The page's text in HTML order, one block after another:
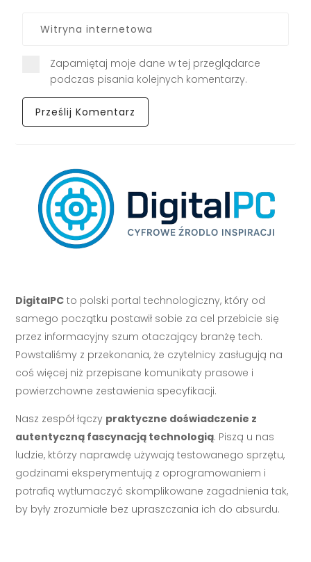
Zapamiętaj moje dane w tej przeglądarce
podczas pisania kolejnych komentarzy.
DigitalPC to polski portal technologiczny, który od
samego początku postawił sobie za cel przebicie się
przez informacyjny szum otaczający branżę tech.
Powstaliśmy z przekonania, że czytelnicy zasługują na
coś więcej niż przepisane komunikaty prasowe i
powierzchowne zestawienia specyfikacji.
Nasz zespół łączy praktyczne doświadczenie z
autentyczną fascynacją technologią. Piszą u nas
ludzie, którzy naprawdę używają testowanego sprzętu,
godzinami eksperymentują z oprogramowaniem i
potrafią wytłumaczyć skomplikowane zagadnienia tak,
by były zrozumiałe bez upraszczania ich do absurdu.